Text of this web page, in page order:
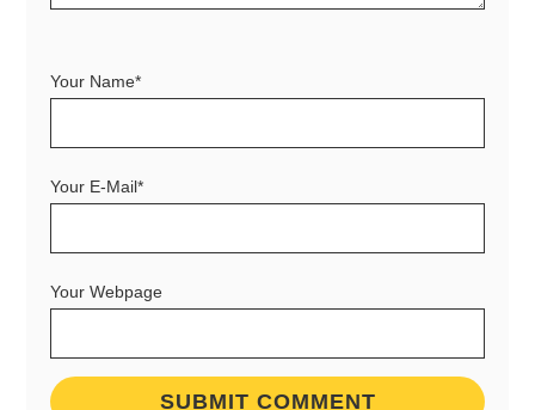
Your Name*
Your E-Mail*
Your Webpage